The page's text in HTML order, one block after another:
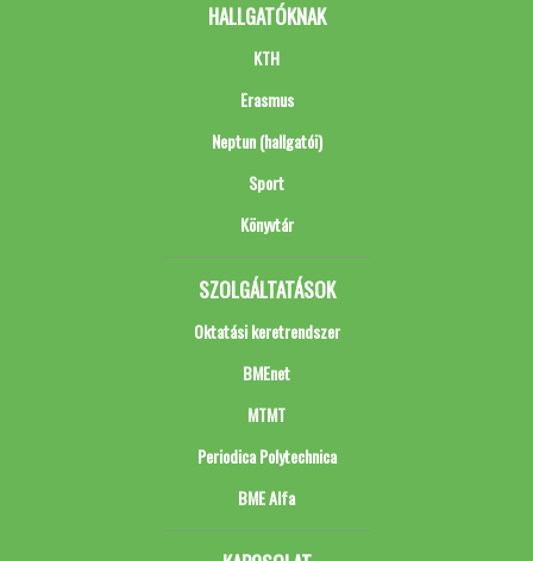
HALLGATÓKNAK
KTH
Erasmus
Neptun (hallgatói)
Sport
Könyvtár
SZOLGÁLTATÁSOK
Oktatási keretrendszer
BMEnet
MTMT
Periodica Polytechnica
BME Alfa